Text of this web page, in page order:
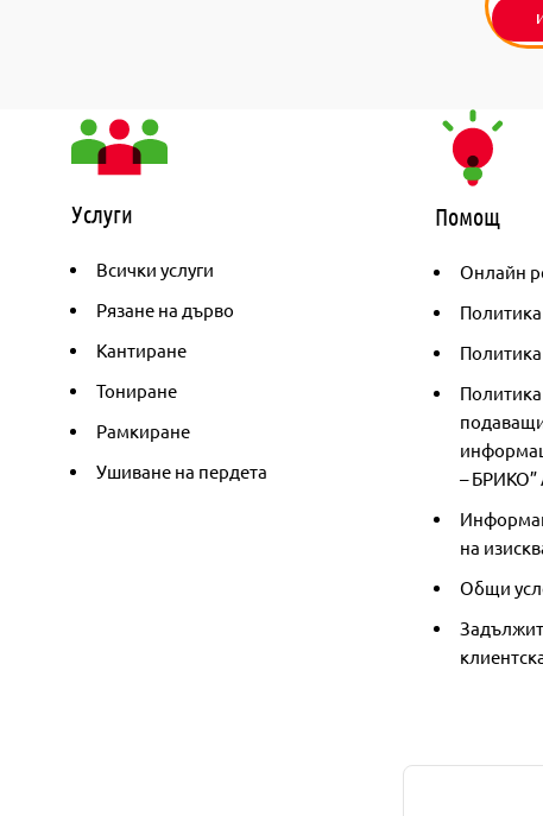
Услуги
Всички услуги
Рязане на дърво
Кантиране
Тониране
Рамкиране
Ушиване на пердета
Помощ
Онлайн
Политика
– БРИКО”
на
Общи